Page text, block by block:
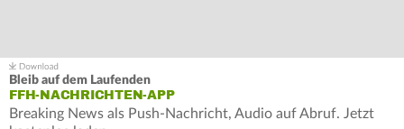
Bleib auf dem Laufenden
FFH-NACHRICHTEN-APP
Breaking News als Push-Nachricht, Audio auf Abruf. Jetzt